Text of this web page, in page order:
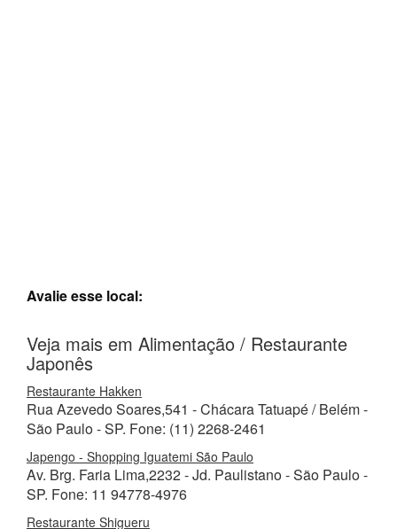
Avalie esse local:
Veja mais em Alimentação / Restaurante
Japonês
Restaurante Hakken
Rua Azevedo Soares,541 - Chácara Tatuapé / Belém -
São Paulo - SP. Fone: (11) 2268-2461
Japengo - Shopping Iguatemi São Paulo
Av. Brg. Faria Lima,2232 - Jd. Paulistano - São Paulo -
SP. Fone: 11 94778-4976
Restaurante Shigueru